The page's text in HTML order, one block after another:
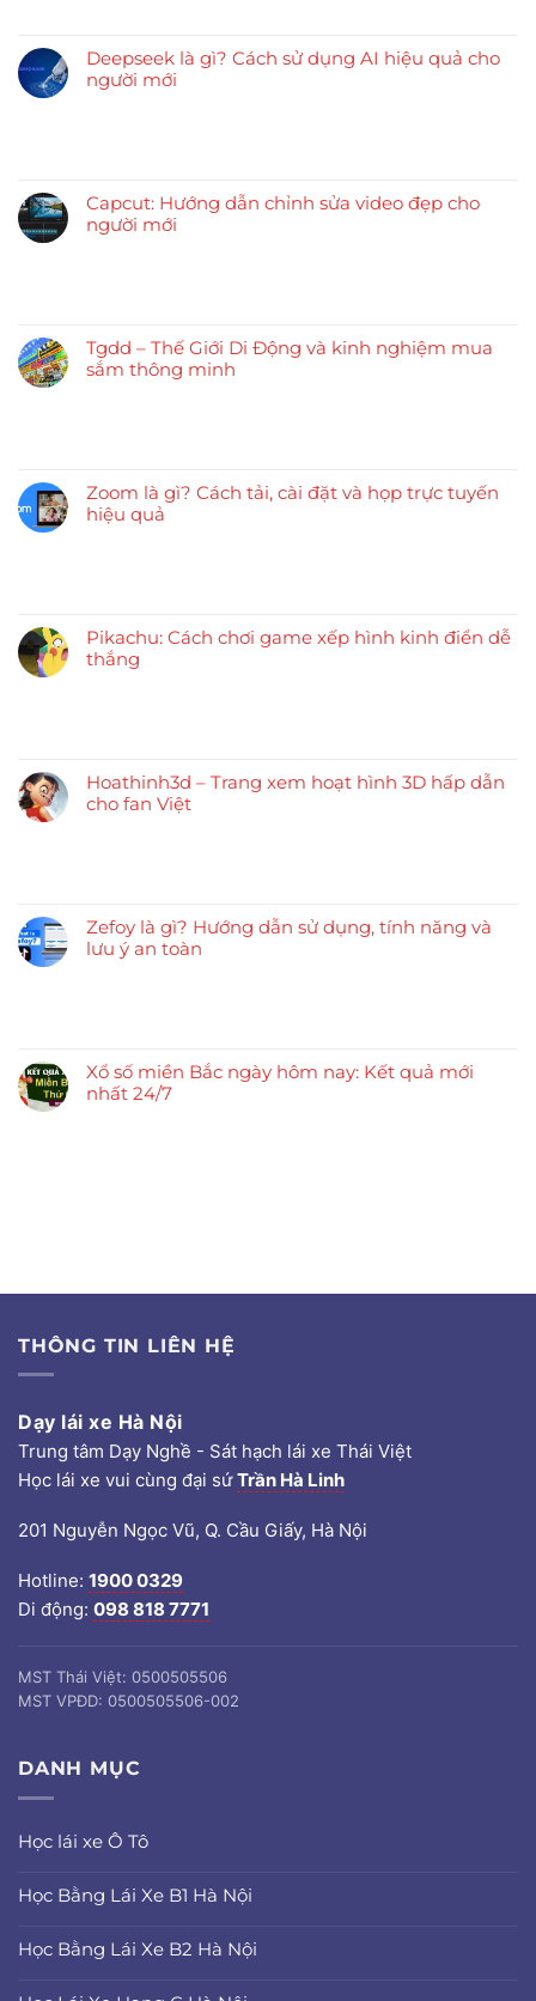
Deepseek là gì? Cách sử dụng AI hiệu quả cho
người mới
Capcut: Hướng dẫn chỉnh sửa video đẹp cho
người mới
Tgdd – Thế Giới Di Động và kinh nghiệm mua
sắm thông minh
Zoom là gì? Cách tải, cài đặt và họp trực tuyến
hiệu quả
Pikachu: Cách chơi game xếp hình kinh điển dễ
thắng
Hoathinh3d – Trang xem hoạt hình 3D hấp dẫn
cho fan Việt
Zefoy là gì? Hướng dẫn sử dụng, tính năng và
lưu ý an toàn
Xổ số miền Bắc ngày hôm nay: Kết quả mới
nhất 24/7
THÔNG TIN LIÊN HỆ
Dạy lái xe Hà Nội
Trung tâm Dạy Nghề - Sát hạch lái xe Thái Việt
Học lái xe vui cùng đại sứTrần Hà Linh
201 Nguyễn Ngọc Vũ, Q. Cầu Giấy, Hà Nội
Hotline: 1900 0329
Di động: 098 818 7771
MST Thái Việt: 0500505506
MST VPĐD: 0500505506-002
DANH MỤC
Học lái xe Ô Tô
Học Bằng Lái Xe B1 Hà Nội
Học Bằng Lái Xe B2 Hà Nội